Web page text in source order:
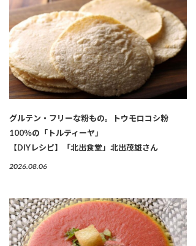
グルテン・フリーな粉もの。トウモロコシ粉
100％の「トルティーヤ」
【DIYレシピ】「北出食堂」北出茂雄さん
2026.08.06